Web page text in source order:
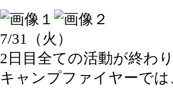
7/31（火）
2日目全ての活動が終わ
キャンプファイヤーで